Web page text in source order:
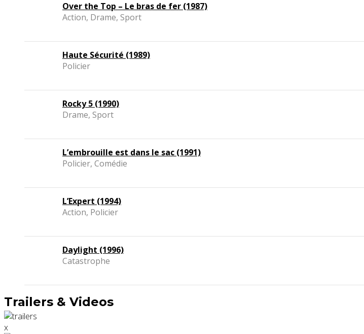
Over the Top – Le bras de fer (1987)
Action, Drame, Sport
Haute Sécurité (1989)
Policier
Rocky 5 (1990)
Drame, Sport
L’embrouille est dans le sac (1991)
Policier, Comédie
L’Expert (1994)
Action, Policier
Daylight (1996)
Catastrophe
Trailers & Videos
x